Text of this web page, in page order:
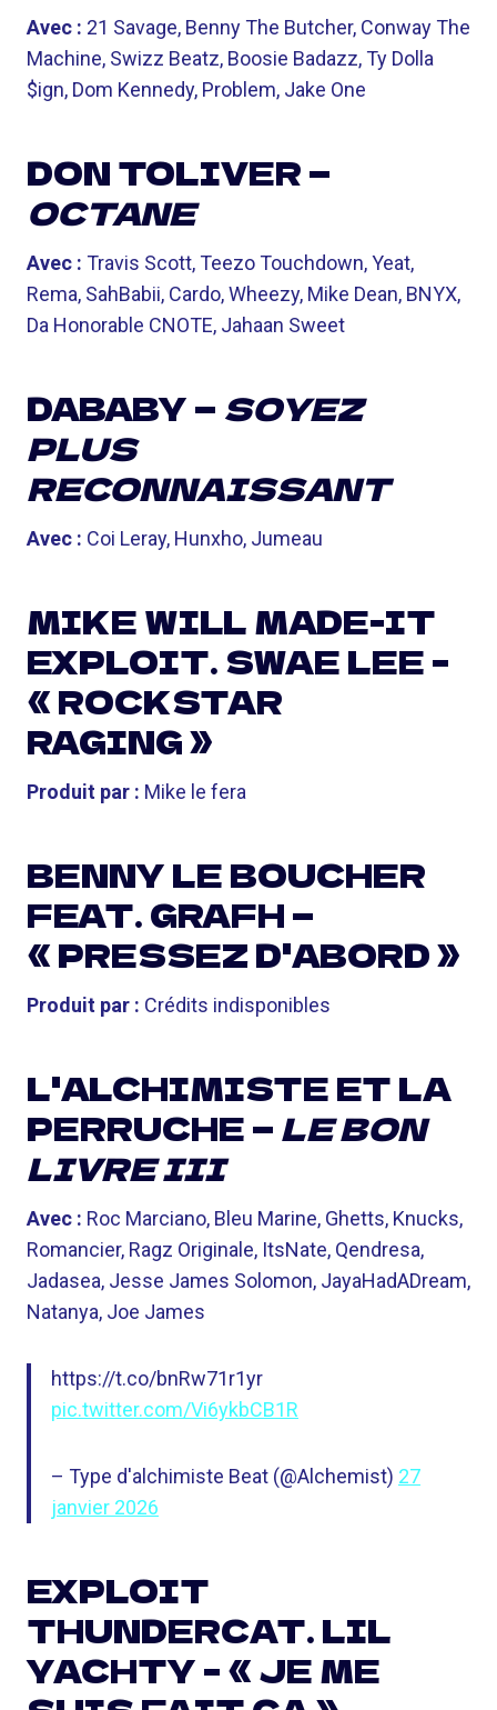
Avec : 21 Savage, Benny The Butcher, Conway The
Machine, Swizz Beatz, Boosie Badazz, Ty Dolla
$ign, Dom Kennedy, Problem, Jake One
DON TOLIVER —
OCTANE
Avec : Travis Scott, Teezo Touchdown, Yeat,
Rema, SahBabii, Cardo, Wheezy, Mike Dean, BNYX,
Da Honorable CNOTE, Jahaan Sweet
DABABY — SOYEZ
PLUS
RECONNAISSANT
Avec : Coi Leray, Hunxho, Jumeau
MIKE WILL MADE-IT
EXPLOIT. SWAE LEE –
« ROCKSTAR
RAGING »
Produit par : Mike le fera
BENNY LE BOUCHER
FEAT. GRAFH —
« PRESSEZ D'ABORD »
Produit par : Crédits indisponibles
L'ALCHIMISTE ET LA
PERRUCHE — LE BON
LIVRE III
Avec : Roc Marciano, Bleu Marine, Ghetts, Knucks,
Romancier, Ragz Originale, ItsNate, Qendresa,
Jadasea, Jesse James Solomon, JayaHadADream,
Natanya, Joe James
https://t.co/bnRw71r1yr
pic.twitter.com/Vi6ykbCB1R
– Type d'alchimiste Beat (@Alchemist) 27
janvier 2026
EXPLOIT
THUNDERCAT. LIL
YACHTY – « JE ME